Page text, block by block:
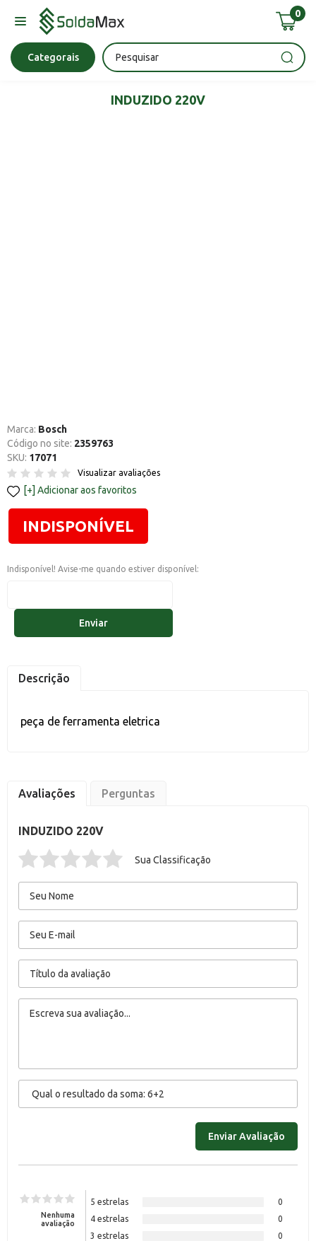
0
Categorais
Bateria Chave Impacto Esmerilhadeira
INDUZIDO 220V
Marca: Bosch
Código no site: 2359763
SKU: 17071
Visualizar avaliações
Adicionar aos favoritos
INDISPONÍVEL
Indisponível! Avise-me quando estiver disponível:
Enviar
Descrição
peça de ferramenta eletrica
Avaliações Perguntas
INDUZIDO 220V
Sua Classificação
Nenhuma
avaliação
5 estrelas
0
4 estrelas
0
3 estrelas
0